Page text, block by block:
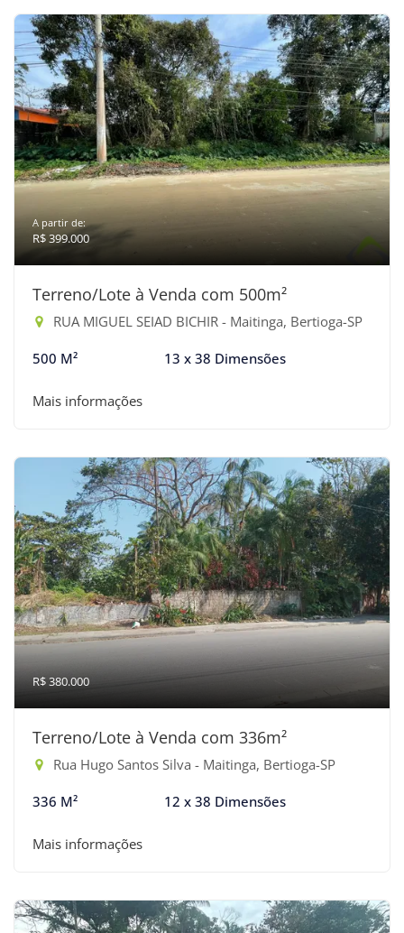
A partir de:
R$ 399.000
Terreno/Lote à Venda com 500m²
RUA MIGUEL SEIAD BICHIR - Maitinga, Bertioga-SP
500 M² 13 x 38 Dimensões
Mais informações
R$ 380.000
Terreno/Lote à Venda com 336m²
Rua Hugo Santos Silva - Maitinga, Bertioga-SP
336 M² 12 x 38 Dimensões
Mais informações